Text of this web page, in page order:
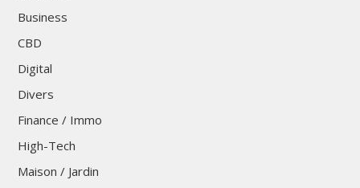
Business
CBD
Digital
Divers
Finance / Immo
High-Tech
Maison / Jardin